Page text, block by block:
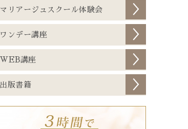
マリアージュスクール体験会
ワンデー講座
WEB講座
出版書籍